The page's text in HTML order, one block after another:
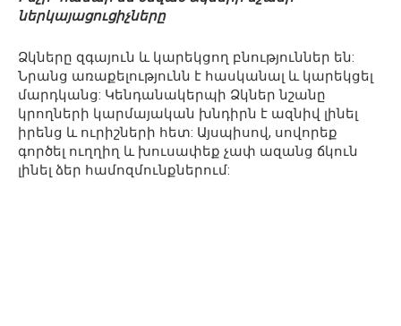
ներկայացուցիչները
Ձկները զգայուն և կարեկցող բնություններ են:
Նրանց առաքելությունն է հասկանալ և կարեկցել
մարդկանց: Կենդանակերպի Ձկներ նշանը
կրողների կարմայական խնդիրն է ազնիվ լինել
իրենց և ուրիշների հետ: Այսպիսով, սովորեք
գործել ուղղիղ և խուսափեք չափ ազանց ճկուն
լինել ձեր համոզմունքներում: